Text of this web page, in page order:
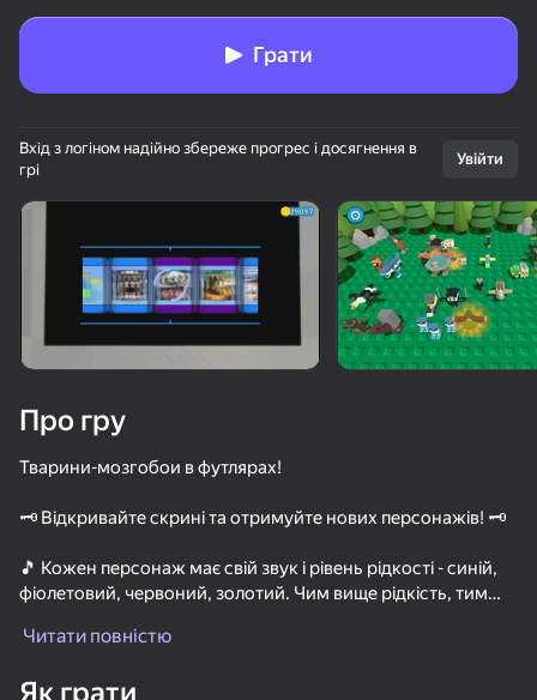
Поверніть пристрій
Гра працює тільки в горизонтальній
орієнтації
ГРАТИ
Грати
Вхід з логіном надійно збереже прогрес і досягнення в
грі
Увійти
Про гру
Тварини-мозгобои в футлярах!
🗝️ Відкривайте скрині та отримуйте нових персонажів! 🗝️
🎵 Кожен персонаж має свій звук і рівень рідкості - синій,
фіолетовий, червоний, золотий. Чим вище рідкість, тим
монети! 💰
Читати повністю
Як грати